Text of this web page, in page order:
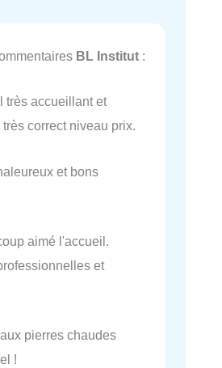
BL Institut :
très accueillant et
correct niveau prix.
et bons
aimé l'accueil.
et
pierres chaudes
!